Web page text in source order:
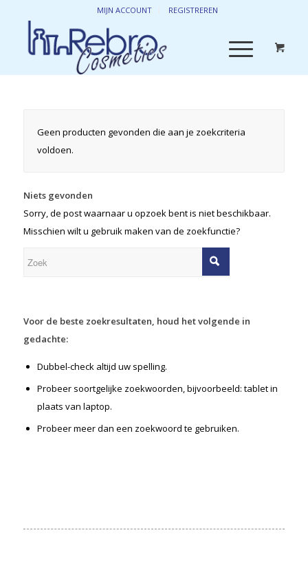
MIJN ACCOUNT REGISTREREN
Geen producten gevonden die aan je zoekcriteria
voldoen.
Niets gevonden
Sorry, de post waarnaar u opzoek bent is niet beschikbaar.
Misschien wilt u gebruik maken van de zoekfunctie?
Voor de beste zoekresultaten, houd het volgende in
gedachte:
Dubbel-check altijd uw spelling.
Probeer soortgelijke zoekwoorden, bijvoorbeeld: tablet in
plaats van laptop.
Probeer meer dan een zoekwoord te gebruiken.